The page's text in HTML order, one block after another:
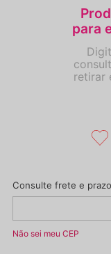
Não sei meu CEP